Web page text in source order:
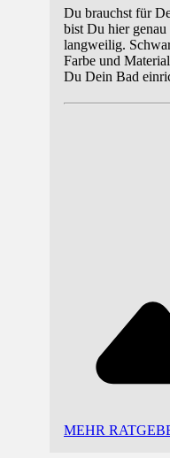
Du brauchst für
bist Du hier
langweilig.
Farbe und
Du Dein Bad
MEHR